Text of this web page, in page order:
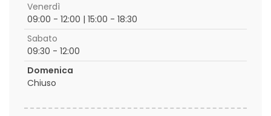
Venerdì
09:00 - 12:00 | 15:00 - 18:30
Sabato
09:30 - 12:00
Domenica
Chiuso